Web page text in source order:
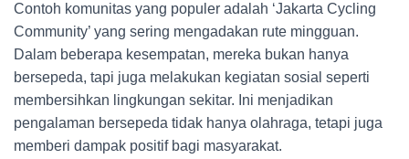
Contoh komunitas yang populer adalah ‘Jakarta Cycling
Community’ yang sering mengadakan rute mingguan.
Dalam beberapa kesempatan, mereka bukan hanya
bersepeda, tapi juga melakukan kegiatan sosial seperti
membersihkan lingkungan sekitar. Ini menjadikan
pengalaman bersepeda tidak hanya olahraga, tetapi juga
memberi dampak positif bagi masyarakat.